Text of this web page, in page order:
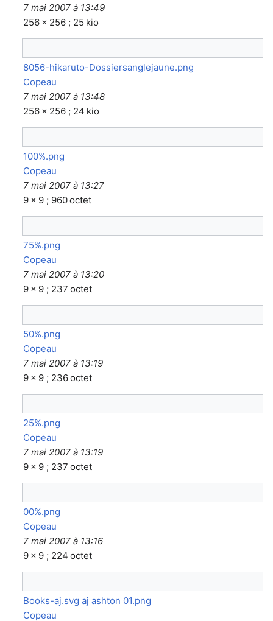
7 mai 2007 à 13:49
256 × 256 ; 25 kio
8056-hikaruto-Dossiersanglejaune.png
Copeau
7 mai 2007 à 13:48
256 × 256 ; 24 kio
100%.png
Copeau
7 mai 2007 à 13:27
9 × 9 ; 960 octet
75%.png
Copeau
7 mai 2007 à 13:20
9 × 9 ; 237 octet
50%.png
Copeau
7 mai 2007 à 13:19
9 × 9 ; 236 octet
25%.png
Copeau
7 mai 2007 à 13:19
9 × 9 ; 237 octet
00%.png
Copeau
7 mai 2007 à 13:16
9 × 9 ; 224 octet
Books-aj.svg aj ashton 01.png
Copeau